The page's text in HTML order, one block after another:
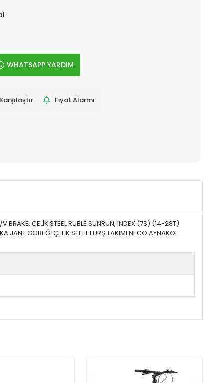
WHATSAPP YARDIM
Karşılaştır
Fiyat Alarmı
BRAKE, ÇELİK STEEL RUBLE SUNRUN, INDEX (7S) (14-28T)
JANT GÖBEĞİ ÇELİK STEEL FURŞ TAKIMI NECO AYNAKOL